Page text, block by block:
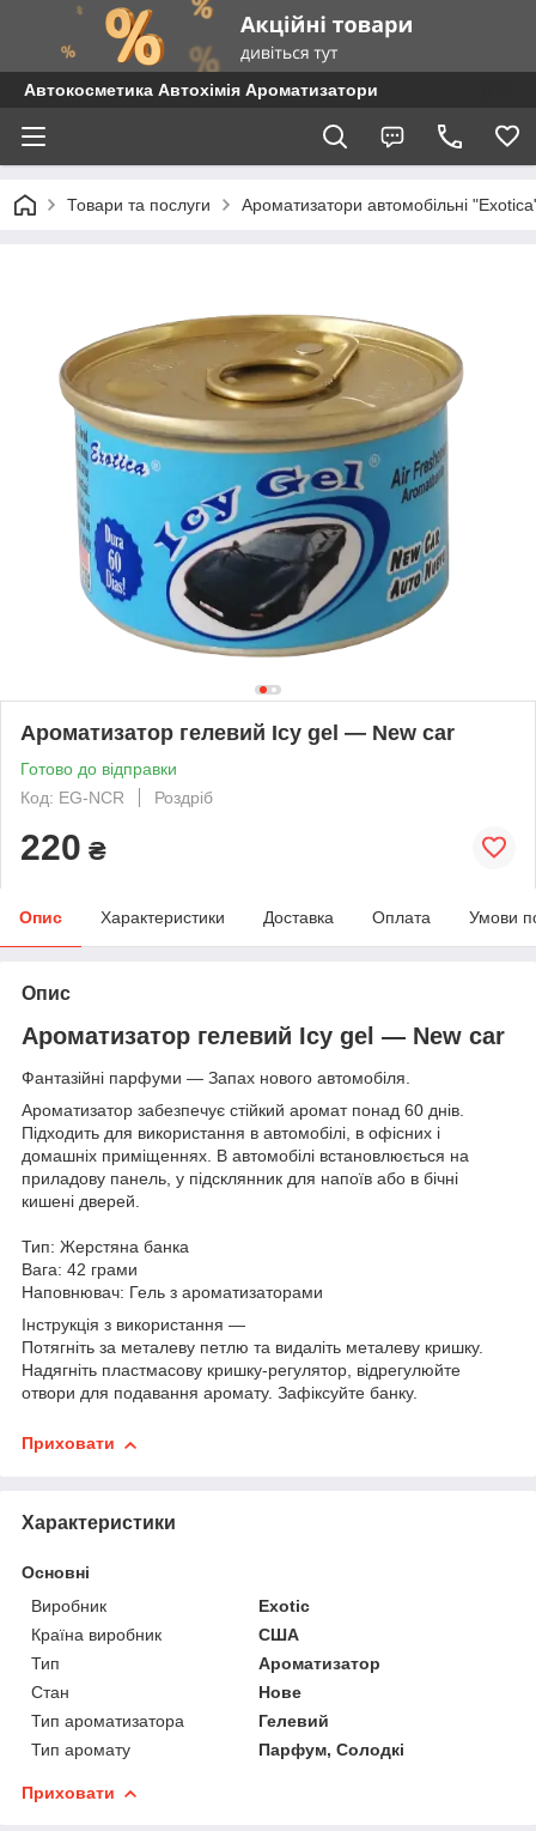
Автокосметика Автохімія Ароматизатори
Товари та послуги Ароматизатори автомобільні
Ароматизатор гелевий Icy gel — New car
Готово до відправки
Код: EG-NCR
Роздріб
220 ₴
Опис Характеристики Доставка Оплата Умови
Опис
Ароматизатор гелевий Icy gel — New car
Фантазійні парфуми — Запах нового автомобіля.
Ароматизатор забезпечує стійкий аромат понад 60 днів.
Підходить для використання в автомобілі, в офісних і
домашніх приміщеннях. В автомобілі встановлюється на
приладову панель, у підсклянник для напоїв або в бічні
кишені дверей.
Тип: Жерстяна банка
Вага: 42 грами
Наповнювач: Гель з ароматизаторами
Інструкція з використання —
Потягніть за металеву петлю та видаліть металеву кришку.
Надягніть пластмасову кришку-регулятор, відрегулюйте
отвори для подавання аромату. Зафіксуйте банку.
Приховати
Характеристики
Основні
Виробник
Exotic
Країна виробник
США
Тип
Ароматизатор
Стан
Нове
Тип ароматизатора
Гелевий
Тип аромату
Парфум, Солодкі
Приховати